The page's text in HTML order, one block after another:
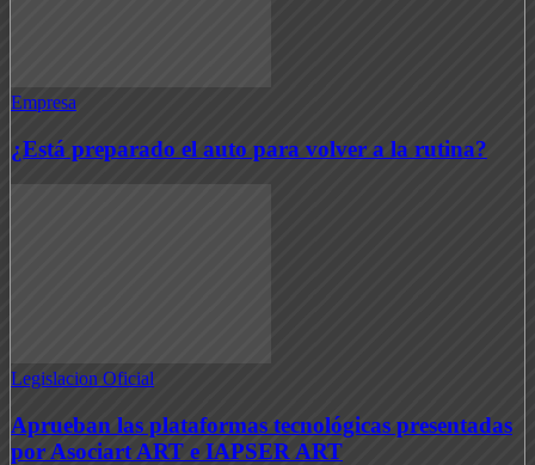
Empresa
¿Está preparado el auto para volver a la rutina?
Legislacion Oficial
Aprueban las plataformas tecnológicas presentadas
por Asociart ART e IAPSER ART